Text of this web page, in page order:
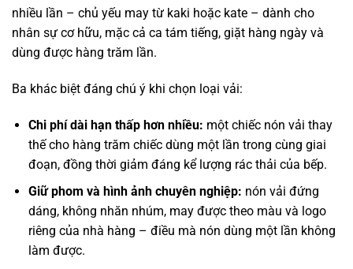
nhiều lần – chủ yếu may từ kaki hoặc kate – dành cho
nhân sự cơ hữu, mặc cả ca tám tiếng, giặt hàng ngày và
dùng được hàng trăm lần.
Ba khác biệt đáng chú ý khi chọn loại vải:
Chi phí dài hạn thấp hơn nhiều: một chiếc nón vải thay
thế cho hàng trăm chiếc dùng một lần trong cùng giai
đoạn, đồng thời giảm đáng kể lượng rác thải của bếp.
Giữ phom và hình ảnh chuyên nghiệp: nón vải đứng
dáng, không nhăn nhúm, may được theo màu và logo
riêng của nhà hàng – điều mà nón dùng một lần không
làm được.